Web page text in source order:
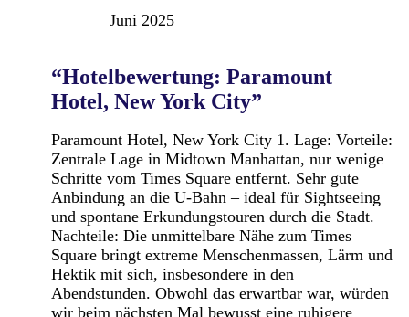
Juni 2025
“Hotelbewertung: Paramount
Hotel, New York City”
Paramount Hotel, New York City 1. Lage: Vorteile:
Zentrale Lage in Midtown Manhattan, nur wenige
Schritte vom Times Square entfernt. Sehr gute
Anbindung an die U-Bahn – ideal für Sightseeing
und spontane Erkundungstouren durch die Stadt.
Nachteile: Die unmittelbare Nähe zum Times
Square bringt extreme Menschenmassen, Lärm und
Hektik mit sich, insbesondere in den
Abendstunden. Obwohl das erwartbar war, würden
wir beim nächsten Mal bewusst eine ruhigere